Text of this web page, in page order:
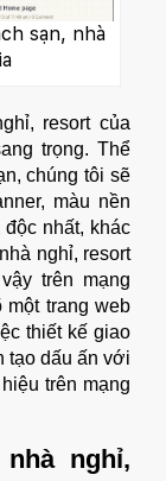
sạn, nhà
resort của
trọng. Thể
chúng tôi sẽ
màu nền
nhất, khác
nghỉ, resort
trên mạng
một trang web
thiết kế giao
tạo dấu ấn với
trên mạng
nghỉ,